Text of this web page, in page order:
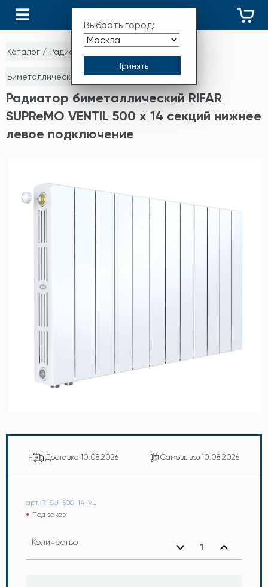
Выбрать город:
Каталог / Радиаторы отопления
Биметаллические монолитные радиаторы
Радиатор биметаллический RIFAR
SUPReMO VENTIL 500 х 14 секций нижнее
левое подключение
Доставка 10.08.2026 Самовывоз 10.08.2026
арт. R-SU-500-14-VL
Под заказ
Количество